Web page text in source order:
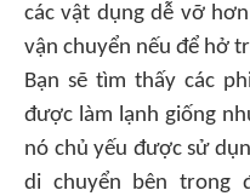
các vật dụng dễ vỡ
vận chuyển nếu để hở
Bạn sẽ tìm thấy các
được làm lạnh giống
nó chủ yếu được sử
di chuyển bên trong